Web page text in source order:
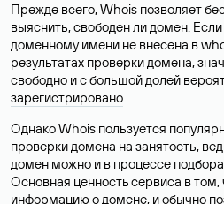
Прежде всего, Whois позволяет
выяснить, свободен ли домен.
доменному имени не внесена в
результатах проверки домена,
свободно и с большой долей
зарегистрировано.
Однако Whois пользуется
проверки домена на занятость,
домен можно и в процессе
Основная ценность сервиса в
информацию о домене, и обычно